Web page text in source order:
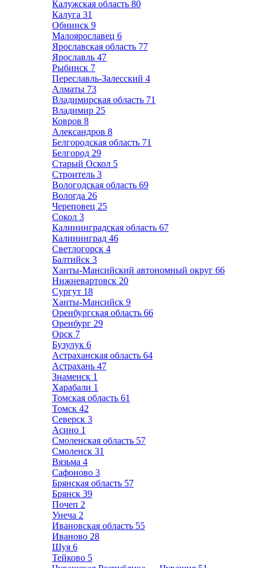
Калужская область 80
Калуга 31
Обнинск 9
Малоярославец 6
Ярославская область 77
Ярославль 47
Рыбинск 7
Переславль-Залесский 4
Алматы 73
Владимирская область 71
Владимир 25
Ковров 8
Александров 8
Белгородская область 71
Белгород 29
Старый Оскол 5
Строитель 3
Вологодская область 69
Вологда 26
Череповец 25
Сокол 3
Калининградская область 67
Калининград 46
Светлогорск 4
Балтийск 3
Ханты-Мансийский автономный округ 66
Нижневартовск 20
Сургут 18
Ханты-Мансийск 9
Оренбургская область 66
Оренбург 29
Орск 7
Бузулук 6
Астраханская область 64
Астрахань 47
Знаменск 1
Харабали 1
Томская область 61
Томск 42
Северск 3
Асино 1
Смоленская область 57
Смоленск 31
Вязьма 4
Сафоново 3
Брянская область 57
Брянск 39
Почеп 2
Унеча 2
Ивановская область 55
Иваново 28
Шуя 6
Тейково 5